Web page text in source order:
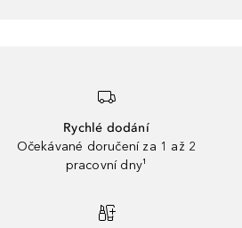
Rychlé dodání
Očekávané doručení za 1 až 2
pracovní dny¹